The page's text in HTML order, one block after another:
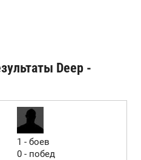
Deep -
1 - боев
0 - побед